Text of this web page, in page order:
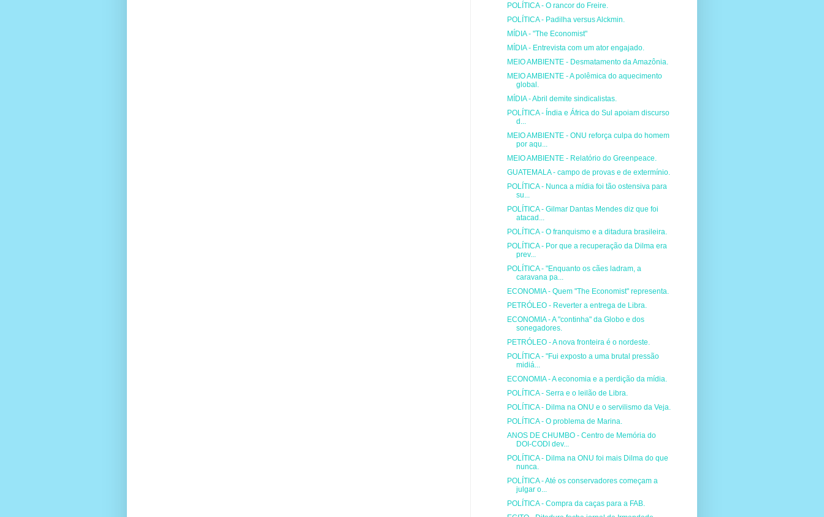
POLÍTICA - O rancor do Freire.
POLÍTICA - Padilha versus Alckmin.
MÍDIA - "The Economist"
MÍDIA - Entrevista com um ator engajado.
MEIO AMBIENTE - Desmatamento da Amazônia.
MEIO AMBIENTE - A polêmica do aquecimento
global.
MÍDIA - Abril demite sindicalistas.
POLÍTICA - Índia e África do Sul apoiam discurso
d...
MEIO AMBIENTE - ONU reforça culpa do homem
por aqu...
MEIO AMBIENTE - Relatório do Greenpeace.
GUATEMALA - campo de provas e de extermínio.
POLÍTICA - Nunca a mídia foi tão ostensiva para
su...
POLÍTICA - Gilmar Dantas Mendes diz que foi
atacad...
POLÍTICA - O franquismo e a ditadura brasileira.
POLÍTICA - Por que a recuperação da Dilma era
prev...
POLÍTICA - "Enquanto os cães ladram, a
caravana pa...
ECONOMIA - Quem "The Economist" representa.
PETRÓLEO - Reverter a entrega de Libra.
ECONOMIA - A "continha" da Globo e dos
sonegadores.
PETRÓLEO - A nova fronteira é o nordeste.
POLÍTICA - "Fui exposto a uma brutal pressão
midiá...
ECONOMIA - A economia e a perdição da mídia.
POLÍTICA - Serra e o leilão de Libra.
POLÍTICA - Dilma na ONU e o servilismo da Veja.
POLÍTICA - O problema de Marina.
ANOS DE CHUMBO - Centro de Memória do
DOI-CODI dev...
POLÍTICA - Dilma na ONU foi mais Dilma do que
nunca.
POLÍTICA - Até os conservadores começam a
julgar o...
POLÍTICA - Compra da caças para a FAB.